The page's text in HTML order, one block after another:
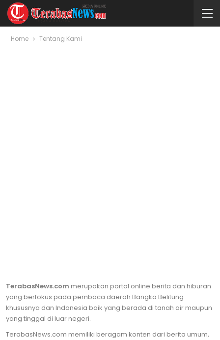
Home Tentang Kami
TerabasNews.com merupakan portal online berita dan hiburan
yang berfokus pada pembaca daerah Bangka Belitung
khususnya dan Indonesia baik yang berada di tanah air maupun
yang tinggal di luar negeri.
TerabasNews.com memiliki beragam konten dari berita umum,